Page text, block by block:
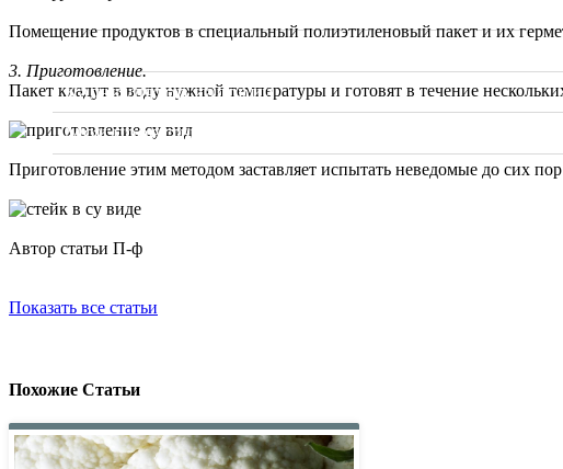
Вопрос Шеф-повару
Калькулятор калорий
Мои проекты
Помещение продуктов в специальный полиэтиленовый пакет и их
3. Приготовление.
Пакет кладут в воду нужной температуры и готовят в течение
Приготовление этим методом заставляет испытать неведомые до сих
Автор статьи П-ф
Показать все статьи
Похожие Статьи